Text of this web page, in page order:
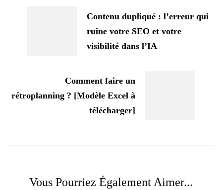
Contenu dupliqué : l’erreur qui
ruine votre SEO et votre
visibilité dans l’IA
Comment faire un
rétroplanning ? [Modèle Excel à
télécharger]
Vous Pourriez Également Aimer...